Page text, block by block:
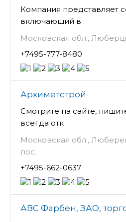
Компания представляет
включающий в
Московская обл.,
+7495-777-8480
Архиметстрой
Смотрите на сайте,
всегда отк
Московская обл.,
пос.
+7495-662-0637
АВС Фарбен, ЗАО,